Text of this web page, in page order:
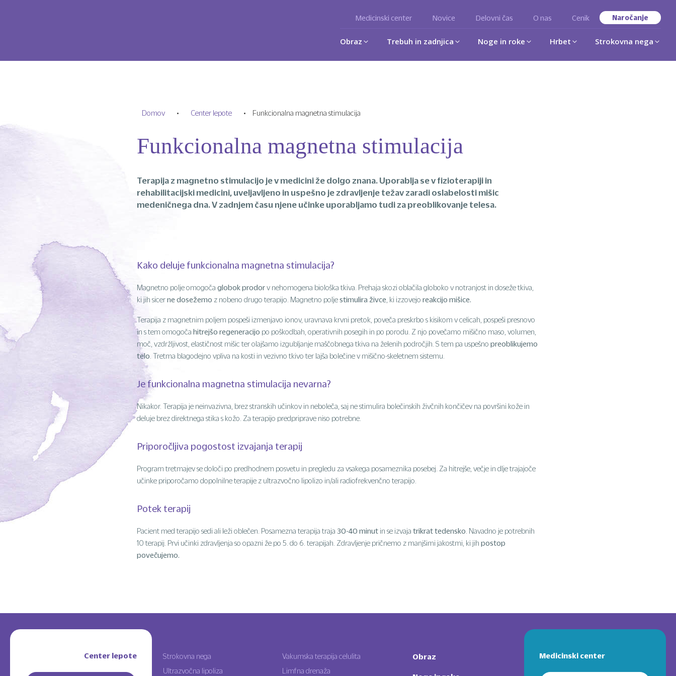
Medicinski center Novice Delovni čas O nas Cenik Naročanje
Obraz Trebuh in zadnjica Noge in roke Hrbet Strokovna nega
Domov • Center lepote • Funkcionalna magnetna stimulacija
Funkcionalna magnetna stimulacija
Terapija z magnetno stimulacijo je v medicini že dolgo znana. Uporablja se v fizioterapiji in
rehabilitacijski medicini, uveljavljeno in uspešno je zdravljenje težav zaradi oslabelosti mišic
medeničnega dna. V zadnjem času njene učinke uporabljamo tudi za preoblikovanje telesa.
Kako deluje funkcionalna magnetna stimulacija?
Magnetno polje omogoča globok prodorv nehomogena biološka tkiva. Prehaja skozi oblačila globoko v notranjost in doseže tkiva,
ki jih sicerne dosežemo z nobeno drugo terapijo. Magnetno poljestimulira živce , ki izzovejo reakcijo mišice.
Terapija z magnetnim poljem pospeši izmenjavo ionov, uravnava krvni pretok, poveča preskrbo s kisikom v celicah, pospeši presnovo
in s tem omogoča hitrejšo regeneracijo po poškodbah, operativnih posegih in po porodu. Z njo povečamo mišično maso, volumen,
moč, vzdržljivost, elastičnost mišic ter olajšamo izgubljanje maščobnega tkiva na želenih področjih. S tem pa uspešno preoblikujemo
telo . Tretma blagodejno vpliva na kosti in vezivno tkivo ter lajša bolečine v mišično-skeletnem sistemu.
Je funkcionalna magnetna stimulacija nevarna?
Nikakor. Terapija je neinvazivna, brez stranskih učinkov in neboleča, saj ne stimulira bolečinskih živčnih končičev na površini kože in
deluje brez direktnega stika s kožo. Za terapijo predpriprave niso potrebne.
Priporočljiva pogostost izvajanja terapij
Program tretmajev se določi po predhodnem posvetu in pregledu za vsakega posameznika posebej. Za hitrejše, večje in dlje trajajoče
učinke priporočamo dopolnilne terapije z ultrazvočno lipolizo in/ali radiofrekvenčno terapijo.
Potek terapij
Pacient med terapijo sedi ali leži oblečen. Posamezna terapija traja 30-40 minut in se izvaja trikrat tedensko . Navadno je potrebnih
10 terapij. Prvi učinki zdravljenja so opazni že po 5. do 6. terapijah. Zdravljenje pričnemo z manjšimi jakostmi, ki jih postop
povečujemo.
Center lepote
Strokovna nega
Ultrazvočna lipoliza
Vakumska terapija celulita
Limfna drenaža
Obraz Medicinski center